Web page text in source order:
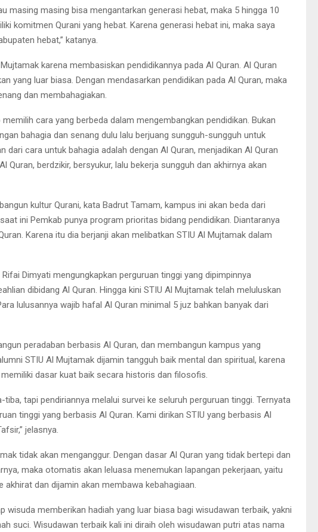
masing masing bisa mengantarkan generasi hebat, maka 5 hingga 10
komitmen Qurani yang hebat. Karena generasi hebat ini, maka saya
hebat,” katanya.
karena membasiskan pendidikannya pada Al Quran. Al Quran
yang luar biasa. Dengan mendasarkan pendidikan pada Al Quran, maka
dan membahagiakan.
cara yang berbeda dalam mengembangkan pendidikan. Bukan
bahagia dan senang dulu lalu berjuang sungguh-sungguh untuk
dari cara untuk bahagia adalah dengan Al Quran, menjadikan Al Quran
Quran, berdzikir, bersyukur, lalu bekerja sungguh dan akhirnya akan
kultur Qurani, kata Badrut Tamam, kampus ini akan beda dari
ini Pemkab punya program prioritas bidang pendidikan. Diantaranya
Karena itu dia berjanji akan melibatkan STIU Al Mujtamak dalam
Dimyati mengungkapkan perguruan tinggi yang dipimpinnya
dibidang Al Quran. Hingga kini STIU Al Mujtamak telah meluluskan
lulusannya wajib hafal Al Quran minimal 5 juz bahkan banyak dari
peradaban berbasis Al Quran, dan membangun kampus yang
STIU Al Mujtamak dijamin tangguh baik mental dan spiritual, karena
dasar kuat baik secara historis dan filosofis.
tapi pendiriannya melalui survei ke seluruh perguruan tinggi. Ternyata
tinggi yang berbasis Al Quran. Kami dirikan STIU yang berbasis Al
jelasnya.
tidak akan menganggur. Dengan dasar Al Quran yang tidak bertepi dan
maka otomatis akan leluasa menemukan lapangan pekerjaan, yaitu
akhirat dan dijamin akan membawa kebahagiaan.
wisuda memberikan hadiah yang luar biasa bagi wisudawan terbaik, yakni
suci. Wisudawan terbaik kali ini diraih oleh wisudawan putri atas nama